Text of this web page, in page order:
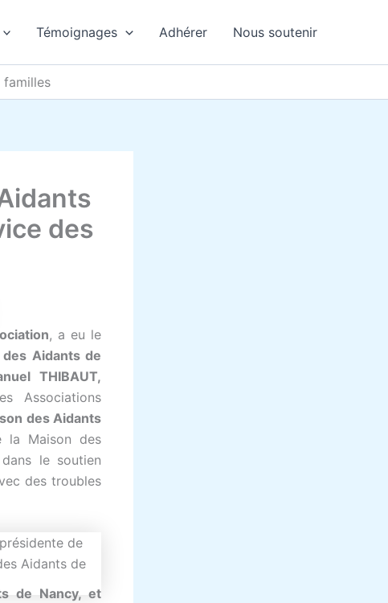
Témoignages Adhérer Nous soutenir
familles
des
, a eu le
Aidants de
THIBAUT,
Associations
des Aidants
la Maison des
le soutien
des troubles
de Nancy, et